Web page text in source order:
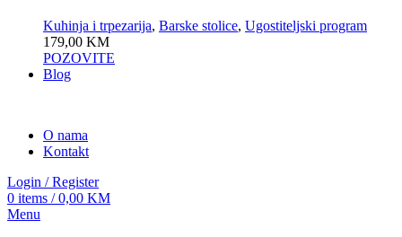
Kuhinja i trpezarija, Barske stolice, Ugostiteljski program
179,00 KM
POZOVITE
Blog
O nama
Kontakt
Login / Register
0 items / 0,00 KM
Menu